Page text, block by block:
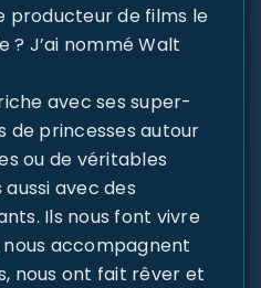
producteur de films le
? J’ai nommé Walt
avec ses super-
de princesses autour
ou de véritables
avec des
Ils nous font vivre
accompagnent
nous ont fait rêver et